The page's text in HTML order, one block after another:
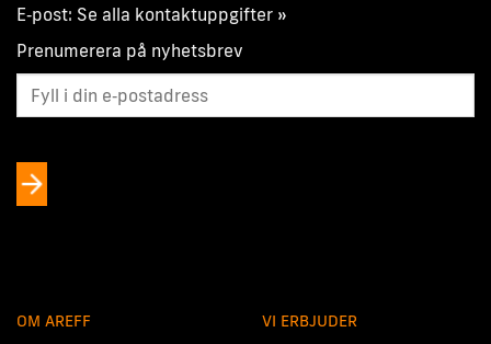
E‑post: Se alla kontaktuppgifter »
Prenumerera på nyhetsbrev
OM AREFF VI ERBJUDER